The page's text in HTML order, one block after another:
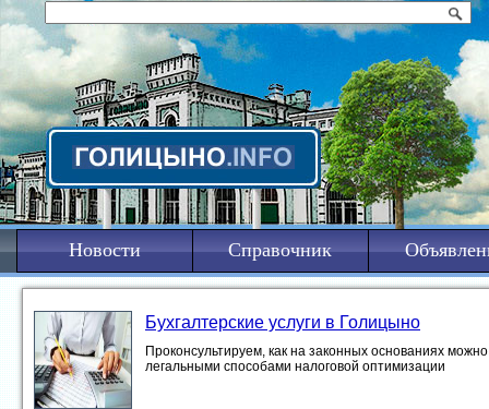
Новости Справочник
Бухгалтерские услуги в Голицыно
Проконсультируем, как на законных основаниях
легальными способами налоговой оптимизации